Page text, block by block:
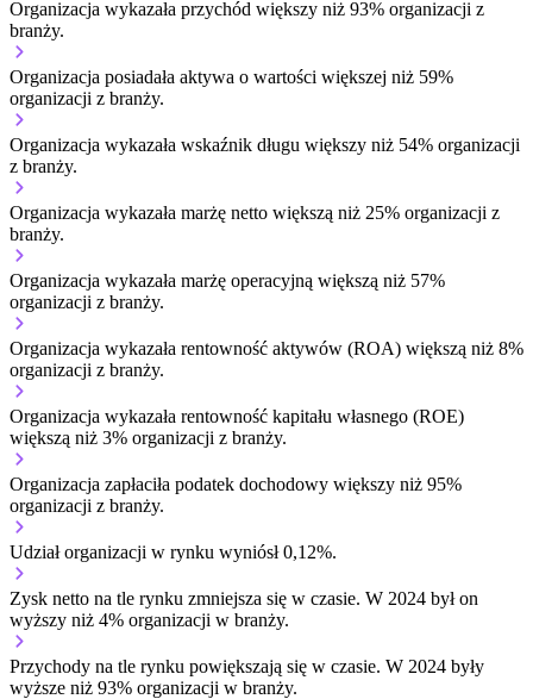
Organizacja wykazała przychód większy niż 93% organizacji z
branży.
Organizacja posiadała aktywa o wartości większej niż 59%
organizacji z branży.
Organizacja wykazała wskaźnik długu większy niż 54% organizacji
z branży.
Organizacja wykazała marżę netto większą niż 25% organizacji z
branży.
Organizacja wykazała marżę operacyjną większą niż 57%
organizacji z branży.
Organizacja wykazała rentowność aktywów (ROA) większą niż 8%
organizacji z branży.
Organizacja wykazała rentowność kapitału własnego (ROE)
większą niż 3% organizacji z branży.
Organizacja zapłaciła podatek dochodowy większy niż 95%
organizacji z branży.
Udział organizacji w rynku wyniósł 0,12%.
Zysk netto na tle rynku zmniejsza się w czasie. W 2024 był on
wyższy niż 4% organizacji w branży.
Przychody na tle rynku powiększają się w czasie. W 2024 były
wyższe niż 93% organizacji w branży.